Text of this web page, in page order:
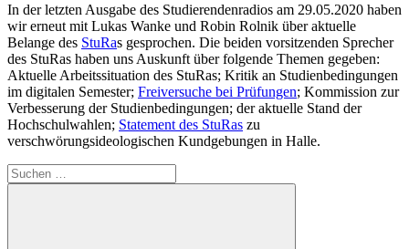
In der letzten Ausgabe des Studierendenradios am 29.05.2020 haben
wir erneut mit Lukas Wanke und Robin Rolnik über aktuelle
Belange des StuRas gesprochen. Die beiden vorsitzenden Sprecher
des StuRas haben uns Auskunft über folgende Themen gegeben:
Aktuelle Arbeitssituation des StuRas; Kritik an Studienbedingungen
im digitalen Semester; Freiversuche bei Prüfungen; Kommission zur
Verbesserung der Studienbedingungen; der aktuelle Stand der
Hochschulwahlen; Statement des StuRas zu
verschwörungsideologischen Kundgebungen in Halle.
Suche
nach: